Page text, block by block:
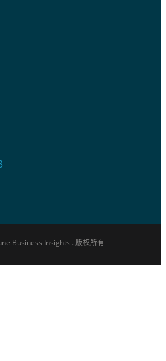
Business Insights . 版权所有